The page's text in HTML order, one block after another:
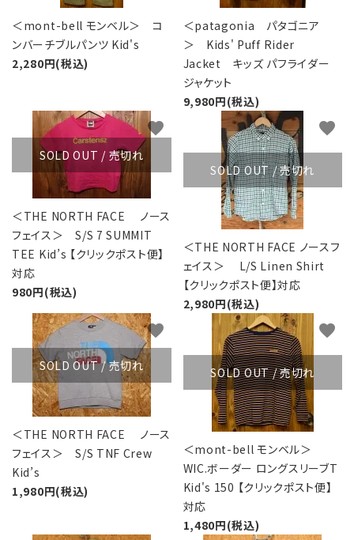
＜mont-bell モンベル＞ コ
ンバーチブルパンツ Kid's
2,280円(税込)
＜patagonia パタゴニア
＞ Kids' Puff Rider
Jacket キッズ パフライダー
ジャケット
9,980円(税込)
SOLD OUT / 売切れ
＜THE NORTH FACE ノース
フェイス＞ S/S 7 SUMMIT
TEE Kid’s 【クリックポスト便】
対応
980円(税込)
favorite
SOLD OUT / 売切れ
＜THE NORTH FACE ノースフ
ェイス＞ L/S Linen Shirt
【クリックポスト便】対応
2,980円(税込)
favorite
SOLD OUT / 売切れ
＜THE NORTH FACE ノース
フェイス＞ S/S TNF Crew
Kid’s
1,980円(税込)
favorite
SOLD OUT / 売切れ
＜mont-bell モンベル＞
WIC.ボーダー ロングスリーブT
Kid's 150 【クリックポスト便】
対応
1,480円(税込)
favorite